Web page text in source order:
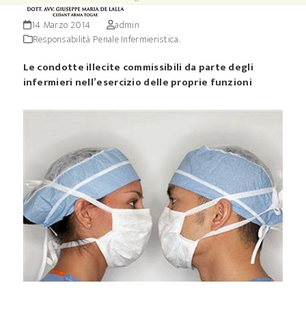
14 Marzo 2014
admin
Responsabilità Penale Infermieristica.
Le condotte illecite commissibili da parte degli
infermieri nell’esercizio delle proprie funzioni